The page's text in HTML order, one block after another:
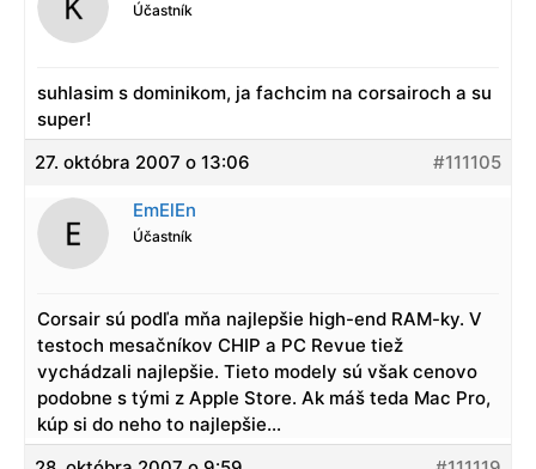
Účastník
suhlasim s dominikom, ja fachcim na corsairoch a su
super!
27. októbra 2007 o 13:06
#111105
EmElEn
Účastník
Corsair sú podľa mňa najlepšie high-end RAM-ky. V
testoch mesačníkov CHIP a PC Revue tiež
vychádzali najlepšie. Tieto modely sú však cenovo
podobne s tými z Apple Store. Ak máš teda Mac Pro,
kúp si do neho to najlepšie…